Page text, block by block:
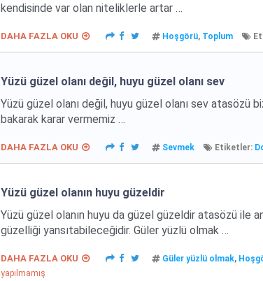
kendisinde var olan niteliklerle artar …
DAHA FAZLA OKU Hoşgörü, Toplum
Yüzü güzel olanı değil, huyu güzel olanı sev
Yüzü güzel olanı değil, huyu güzel olanı sev atasözü
bakarak karar vermemiz …
DAHA FAZLA OKU Sevmek Etiketler:
Yüzü güzel olanın huyu güzeldir
Yüzü güzel olanın huyu da güzel güzeldir atasözü ile
güzelliği yansıtabileceğidir. Güler yüzlü olmak …
DAHA FAZLA OKU Güler yüzlü olmak,
yapılmamış